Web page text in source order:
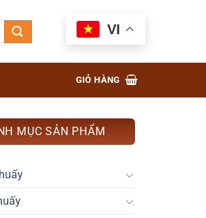
VI
GIỎ HÀNG
MỤC SẢN PHẨM